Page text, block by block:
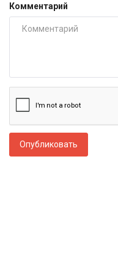
Комментарий
Опубликовать